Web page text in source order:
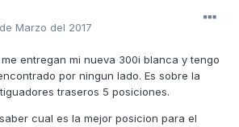
Marzo del 2017
entregan mi nueva 300i blanca y tengo
por ningun lado. Es sobre la
traseros 5 posiciones.
cual es la mejor posicion para el